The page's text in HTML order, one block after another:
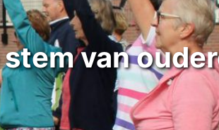
van